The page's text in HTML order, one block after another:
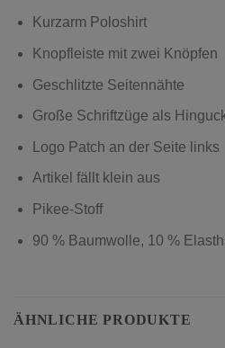
Kurzarm Poloshirt
Knopfleiste mit zwei Knöpfen
Geschlitzte Seitennähte
Große Schriftzüge als
Logo Patch an der Seite links
Artikel fällt klein aus
Pikee-Stoff
90 % Baumwolle, 10 %
ÄHNLICHE PRODUKTE